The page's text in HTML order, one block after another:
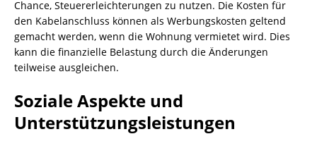
Chance, Steuererleichterungen zu nutzen. Die Kosten für
den Kabelanschluss können als Werbungskosten geltend
gemacht werden, wenn die Wohnung vermietet wird. Dies
kann die finanzielle Belastung durch die Änderungen
teilweise ausgleichen.
Soziale Aspekte und
Unterstützungsleistungen